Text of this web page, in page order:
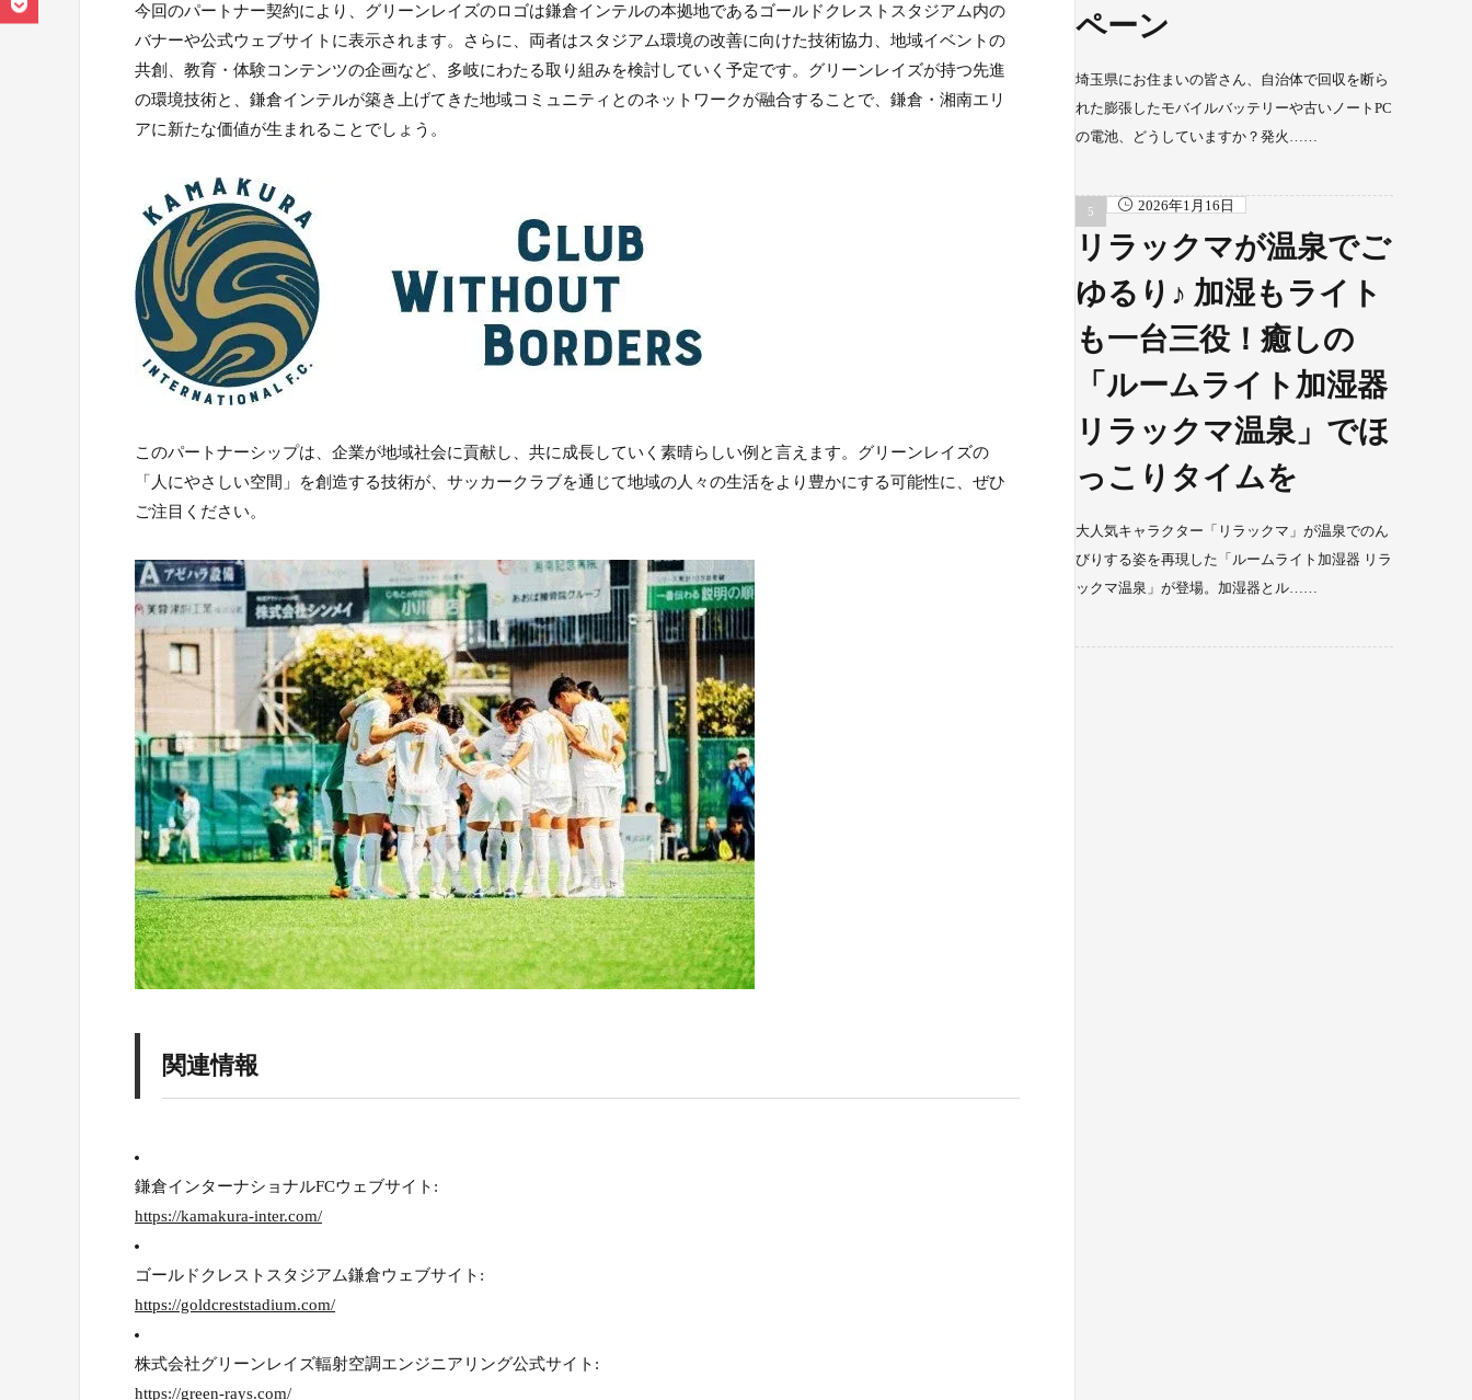
今回のパートナー契約により、グリーンレイズのロゴは鎌倉インテルの本拠地であるゴールドクレストスタジアム内の
バナーや公式ウェブサイトに表示されます。さらに、両者はスタジアム環境の改善に向けた技術協力、地域イベントの
共創、教育・体験コンテンツの企画など、多岐にわたる取り組みを検討していく予定です。グリーンレイズが持つ先進
の環境技術と、鎌倉インテルが築き上げてきた地域コミュニティとのネットワークが融合することで、鎌倉・湘南エリ
アに新たな価値が生まれることでしょう。
このパートナーシップは、企業が地域社会に貢献し、共に成長していく素晴らしい例と言えます。グリーンレイズの
「人にやさしい空間」を創造する技術が、サッカークラブを通じて地域の人々の生活をより豊かにする可能性に、ぜひ
ご注目ください。
関連情報
鎌倉インターナショナルFCウェブサイト:
https://kamakura-inter.com/
ゴールドクレストスタジアム鎌倉ウェブサイト:
https://goldcreststadium.com/
株式会社グリーンレイズ輻射空調エンジニアリング公式サイト:
https://green-rays.com/
ペーン
埼玉県にお住まいの皆さん、自治体で回収を断ら
れた膨張したモバイルバッテリーや古いノートPC
の電池、どうしていますか？発火……
2026年1月16日
リラックマが温泉でご
ゆるり♪ 加湿もライト
も一台三役！癒しの
「ルームライト加湿器
リラックマ温泉」でほ
っこりタイムを
大人気キャラクター「リラックマ」が温泉でのん
びりする姿を再現した「ルームライト加湿器 リラ
ックマ温泉」が登場。加湿器とル……